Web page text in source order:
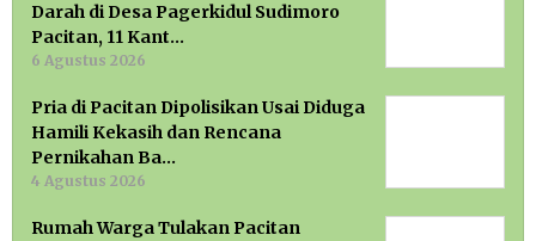
Darah di Desa Pagerkidul Sudimoro
Pacitan, 11 Kant…
6 Agustus 2026
Pria di Pacitan Dipolisikan Usai Diduga
Hamili Kekasih dan Rencana
Pernikahan Ba…
4 Agustus 2026
Rumah Warga Tulakan Pacitan